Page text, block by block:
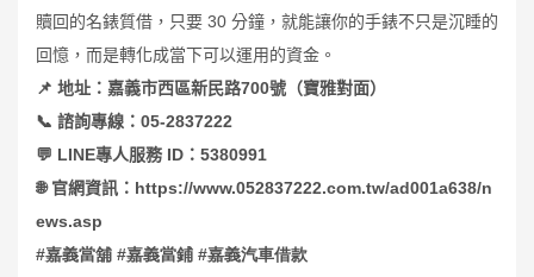
贖回的名錶質借，只要 30 分鐘，就能讓你的手錶不只是沉睡的
回憶，而是轉化成當下可以運用的資金。
📌 地址：嘉義市西區新民路700號（寶雅對面）
📞 諮詢專線： 05-2837222
💬 LINE專人服務 ID ： 5380991
🌐 官網資訊： https://www.052837222.com.tw/ad001a638/n
ews.asp
#嘉義當舖 #嘉義當鋪 #嘉義汽車借款